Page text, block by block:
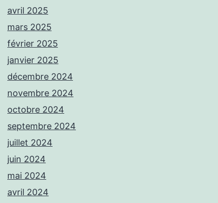
avril 2025
mars 2025
février 2025
janvier 2025
décembre 2024
novembre 2024
octobre 2024
septembre 2024
juillet 2024
juin 2024
mai 2024
avril 2024